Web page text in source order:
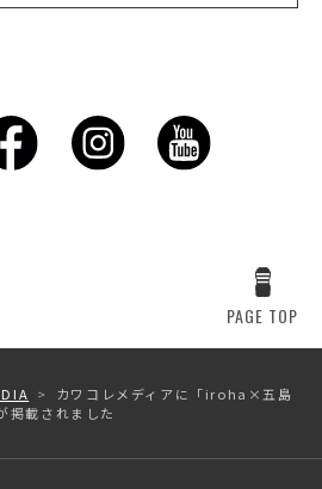
PAGE TOP
カワコレメディアに「iroha×五島
掲載されました